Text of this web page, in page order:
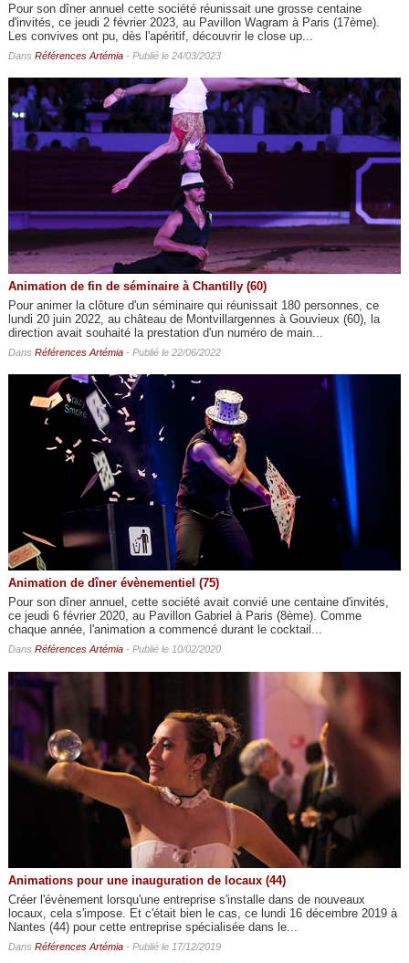
Pour son dîner annuel cette société réunissait une grosse centaine
d'invités, ce jeudi 2 février 2023, au Pavillon Wagram à Paris (17ème).
Les convives ont pu, dès l'apéritif, découvrir le close up...
Dans Références Artémia- Publié le 24/03/2023
Animation de fin de séminaire à Chantilly (60)
Pour animer la clôture d'un séminaire qui réunissait 180 personnes, ce
lundi 20 juin 2022, au château de Montvillargennes à Gouvieux (60), la
direction avait souhaité la prestation d'un numéro de main...
Dans Références Artémia- Publié le 22/06/2022
Animation de dîner évènementiel (75)
Pour son dîner annuel, cette société avait convié une centaine d'invités,
ce jeudi 6 février 2020, au Pavillon Gabriel à Paris (8ème). Comme
chaque année, l'animation a commencé durant le cocktail...
Dans Références Artémia- Publié le 10/02/2020
Animations pour une inauguration de locaux (44)
Créer l'évènement lorsqu'une entreprise s'installe dans de nouveaux
locaux, cela s'impose. Et c'était bien le cas, ce lundi 16 décembre 2019 à
Nantes (44) pour cette entreprise spécialisée dans le...
Dans Références Artémia- Publié le 17/12/2019